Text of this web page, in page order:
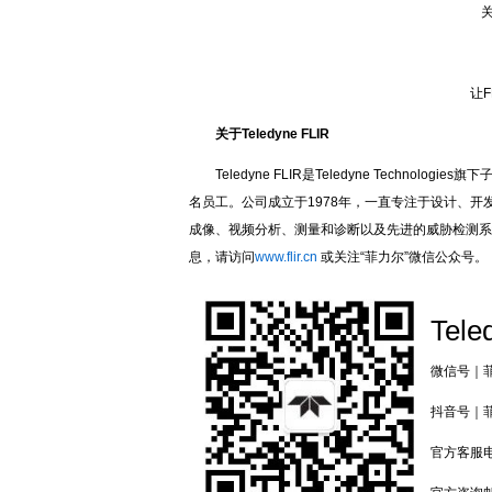
关
让
关于Teledyne FLIR
Teledyne FLIR是Teledyne Technologies旗下子
名员工。公司成立于1978年，一直专注于设计、开
成像、视频分析、测量和诊断以及先进的威胁检测
息，请访问www.flir.cn 或关注“菲力尔”微信公众号。
微信号｜
抖音号｜
官方客服